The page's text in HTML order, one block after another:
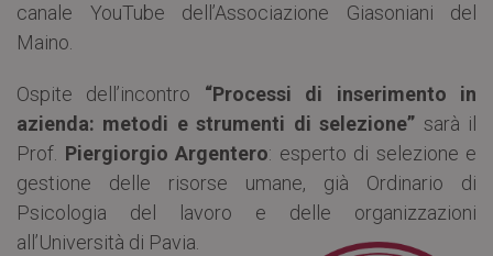
canale YouTube dell’Associazione Giasoniani del
Maino.
Ospite dell’incontro “Processi di inserimento in
azienda: metodi e strumenti di selezione” sarà il
Prof. Piergiorgio Argentero: esperto di selezione e
gestione delle risorse umane, già Ordinario di
Psicologia del lavoro e delle organizzazioni
all’Università di Pavia.